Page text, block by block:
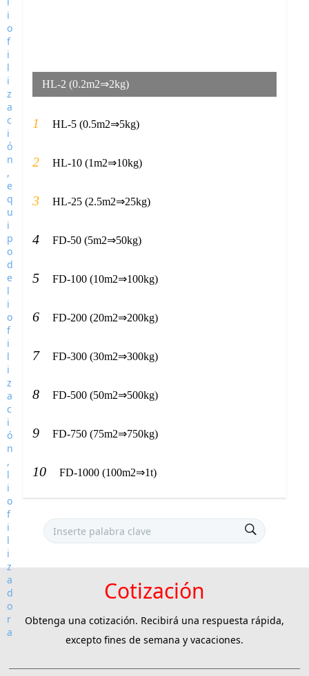
HL-2 (0.2m2⇒2kg)
1 HL-5 (0.5m2⇒5kg)
2 HL-10 (1m2⇒10kg)
3 HL-25 (2.5m2⇒25kg)
4 FD-50 (5m2⇒50kg)
5 FD-100 (10m2⇒100kg)
6 FD-200 (20m2⇒200kg)
7 FD-300 (30m2⇒300kg)
8 FD-500 (50m2⇒500kg)
9 FD-750 (75m2⇒750kg)
10 FD-1000 (100m2⇒1t)
Cotización
Obtenga una cotización. Recibirá una respuesta rápida,
excepto fines de semana y vacaciones.